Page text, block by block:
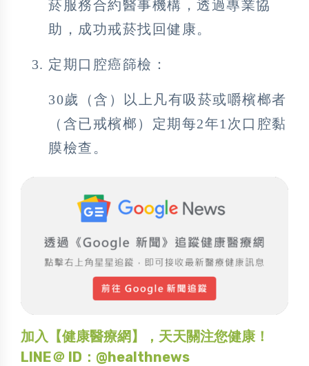
菸服務合約醫事機構，透過專業協
助，成功戒菸找回健康。
定期口腔癌篩檢：
30歲（含）以上凡有吸菸或嚼檳榔者
（含已戒檳榔）定期每2年1次口腔黏
膜檢查。
加入【健康醫療網】，天天關注您健康！
LINE＠ ID：@healthnews